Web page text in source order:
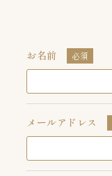
お名前 必須
メールアドレス